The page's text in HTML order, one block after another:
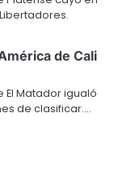
de Cali
El Matador igualó
de clasificar.…